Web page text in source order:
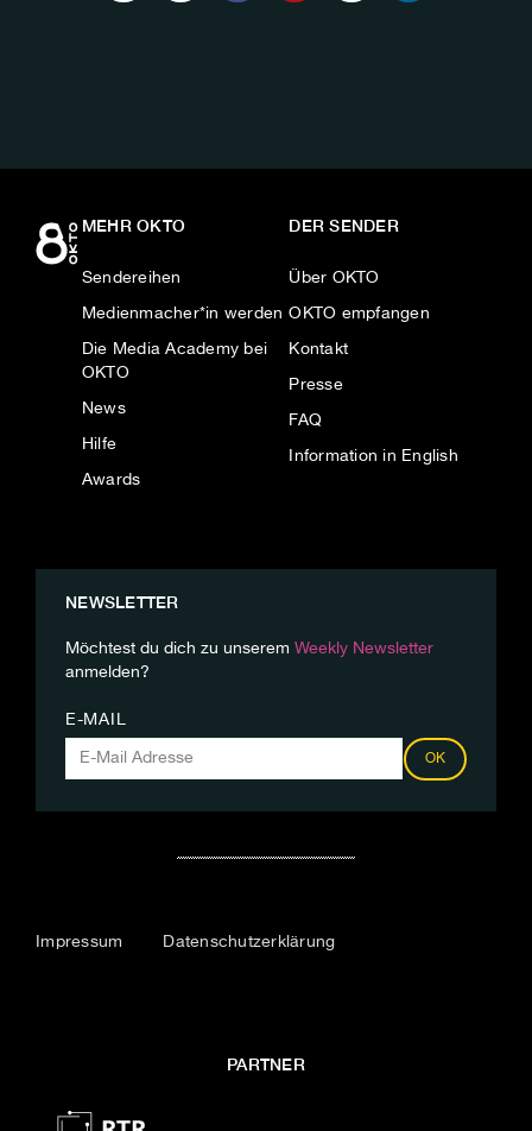
MEHR OKTO
Sendereihen
Medienmacher*in werden
Die Media Academy bei
OKTO
News
Hilfe
Awards
DER SENDER
Über OKTO
OKTO empfangen
Kontakt
Presse
FAQ
Information in English
NEWSLETTER
Möchtest du dich zu unserem Weekly Newsletter
anmelden?
E-MAIL
OK
Impressum Datenschutzerklärung
PARTNER